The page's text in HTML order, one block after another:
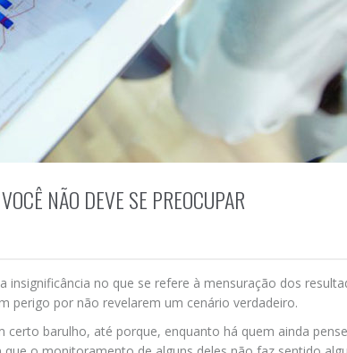
NÃO DEVE SE PREOCUPAR
no que se refere à mensuração dos
perigo por não revelarem um cenário verdadeiro.
barulho, até porque, enquanto há quem ainda